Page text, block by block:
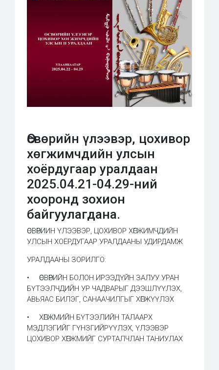
Өсвөрийн үлээвэр, цохивор
хөгжимчдийн улсын
хоёрдугаар уралдаан
2025.04.21-04.29-ний
хооронд зохион
байгуулагдана.
ӨСВӨРИИН ҮЛЭЭВЭР, ЦОХИВОР ХӨГЖИМЧДИЙН
УЛСЫН ХОЁРДУГААР УРАЛДААНЫ УДИРДАМЖ
УРАЛДААНЫ ЗОРИЛГО:
• ӨСВӨРИЙН БОЛОН ИРЭЭДҮЙН ЗАЛУУ УРАН
БҮТЭЭЛЧДИЙН УР ЧАДВАРЫГ ДЭЭШЛҮҮЛЭХ,
АВЬЯАС БИЛЭГ, САНААЧИЛГЫГ ХӨГЖҮҮЛЭХ
• ХӨГЖМИЙН БҮТЭЭЛИЙН ТАЛААРХ
МЭДЛЭГИЙГ ГҮНЗГИЙРҮҮЛЭХ, ҮЛЭЭВЭР
ЦОХИВОР ХӨГЖМИЙГ СУРТАЛЧЛАН ТАНИУЛАХ